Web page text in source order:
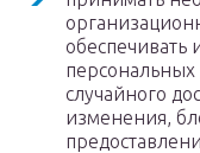
обеспечивать
случайного
изменения,